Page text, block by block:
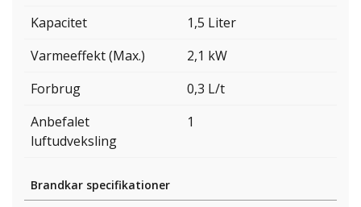
Kapacitet
1,5 Liter
Varmeeffekt (Max.)
2,1 kW
Forbrug
0,3 L/t
Anbefalet
luftudveksling
1
Brandkar specifikationer